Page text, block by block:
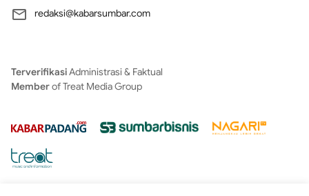
redaksi@kabarsumbar.com
TerverifikasiAdministrasi & Faktual
Memberof Treat Media Group